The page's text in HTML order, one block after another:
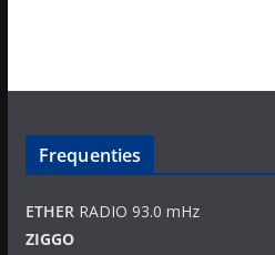
Frequenties
ETHERRADIO 93.0 mHz
ZIGGO